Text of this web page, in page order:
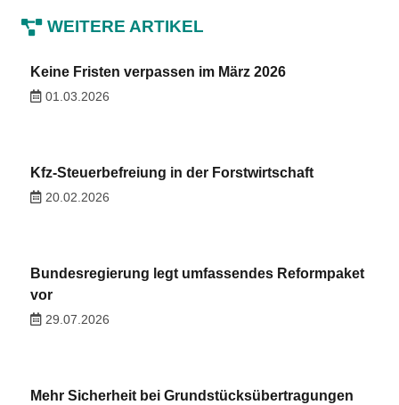
WEITERE ARTIKEL
Keine Fristen verpassen im März 2026
01.03.2026
Kfz-Steuerbefreiung in der Forstwirtschaft
20.02.2026
Bundesregierung legt umfassendes Reformpaket
vor
29.07.2026
Mehr Sicherheit bei Grundstücksübertragungen